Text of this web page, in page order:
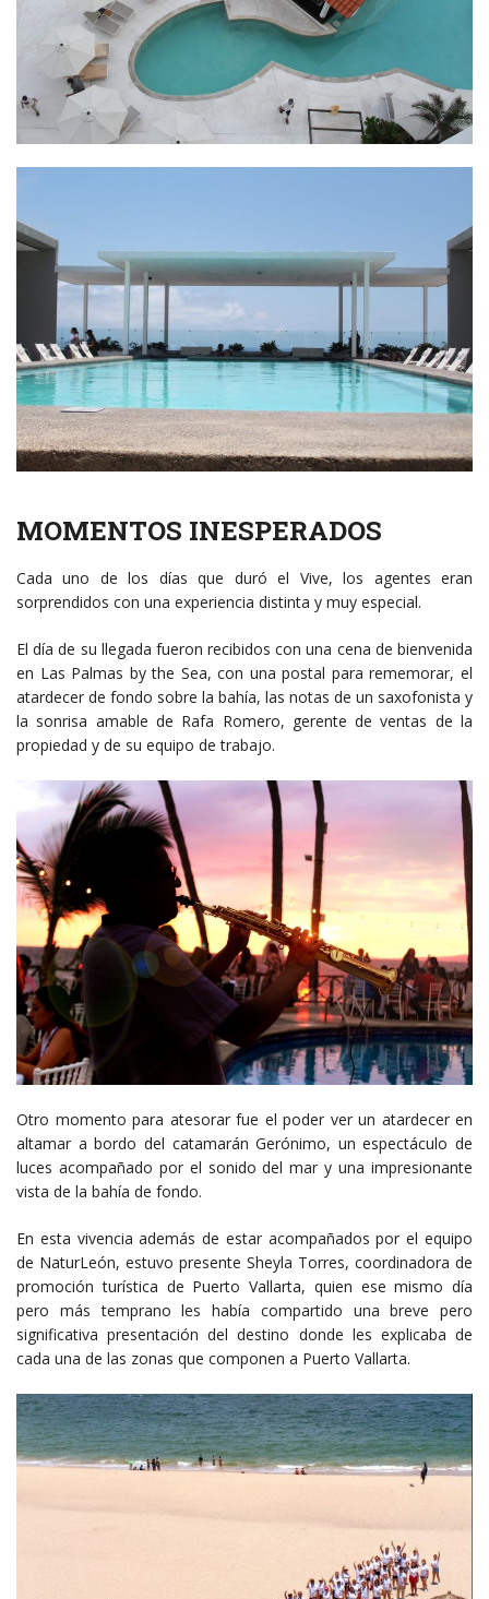
MOMENTOS INESPERADOS
Cada uno de los días que duró el Vive, los agentes eran
sorprendidos con una experiencia distinta y muy especial.
El día de su llegada fueron recibidos con una cena de bienvenida
en Las Palmas by the Sea, con una postal para rememorar, el
atardecer de fondo sobre la bahía, las notas de un saxofonista y
la sonrisa amable de Rafa Romero, gerente de ventas de la
propiedad y de su equipo de trabajo.
Otro momento para atesorar fue el poder ver un atardecer en
altamar a bordo del catamarán Gerónimo, un espectáculo de
luces acompañado por el sonido del mar y una impresionante
vista de la bahía de fondo.
En esta vivencia además de estar acompañados por el equipo
de NaturLeón, estuvo presente Sheyla Torres, coordinadora de
promoción turística de Puerto Vallarta, quien ese mismo día
pero más temprano les había compartido una breve pero
significativa presentación del destino donde les explicaba de
cada una de las zonas que componen a Puerto Vallarta.